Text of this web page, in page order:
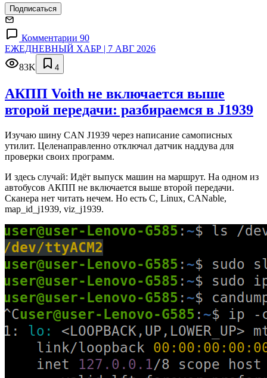
Подписаться
Комментарии 90
ЕЖЕДНЕВНЫЙ ХАБР | 7 АВГ 2026
83K
4
АКПП Voith не включается выше
второй передачи: разбираемся в J1939
Изучаю шину CAN J1939 через написание самописных
утилит. Целенаправленно отключал датчик наддува для
проверки своих программ.
И здесь случай: Идёт выпуск машин на маршрут. На одном из
автобусов АКПП не включается выше второй передачи.
Сканера нет читать нечем. Но есть C, Linux, CANable,
map_id_j1939, viz_j1939.